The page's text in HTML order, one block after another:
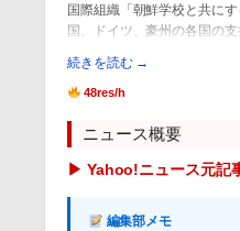
国際組織「朝鮮学校と共に
国、ドイツ、豪州の各国の
続きを読む →
48res/h
ニュース概要
▶ Yahoo!ニュース元記
編集部メモ